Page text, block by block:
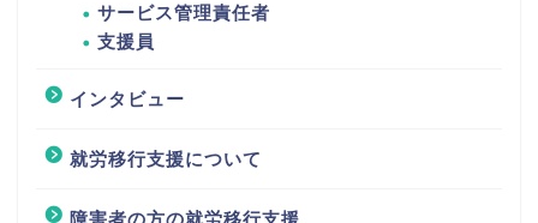
サービス管理責任者
支援員
インタビュー
就労移行支援について
障害者の方の就労移行支援